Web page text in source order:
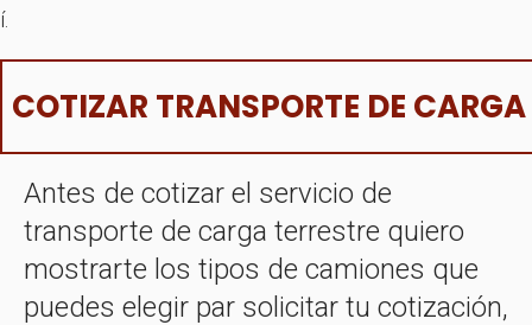
í.
COTIZAR TRANSPORTE DE CARGA
Antes de cotizar el servicio de
transporte de carga terrestre quiero
mostrarte los tipos de camiones que
puedes elegir par solicitar tu cotización,